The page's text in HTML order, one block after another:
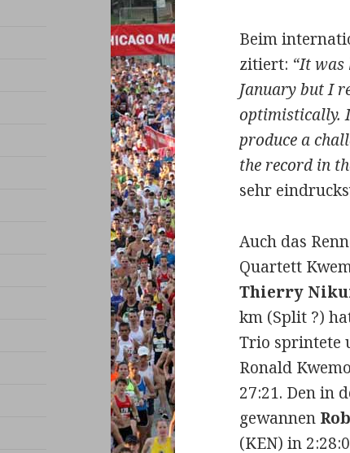
Beim
zitiert: “It was
January but I
optimistically.
produce a
the record in
sehr
Auch das
Quartett
Thierry
km (Split ?)
Trio sprintete
Ronald
27:21. Den in
gewannen
(KEN) in